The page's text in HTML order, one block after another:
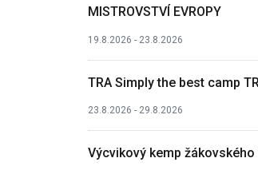
MISTROVSTVÍ EVROPY
19.8.2026 - 23.8.2026
TRA Simply the best camp
23.8.2026 - 29.8.2026
Výcvikový kemp žákovského